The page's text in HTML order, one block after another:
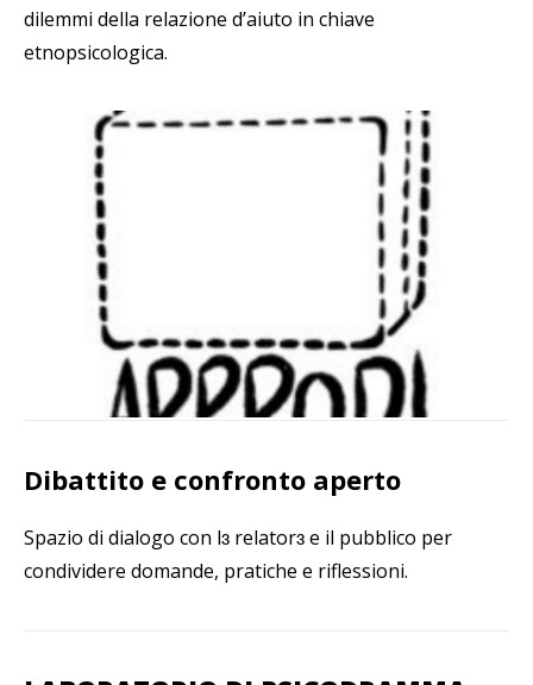
dilemmi della relazione d’aiuto in chiave
etnopsicologica.
Dibattito e confronto aperto
Spazio di dialogo con lɜ relatorɜ e il pubblico per
condividere domande, pratiche e riflessioni.